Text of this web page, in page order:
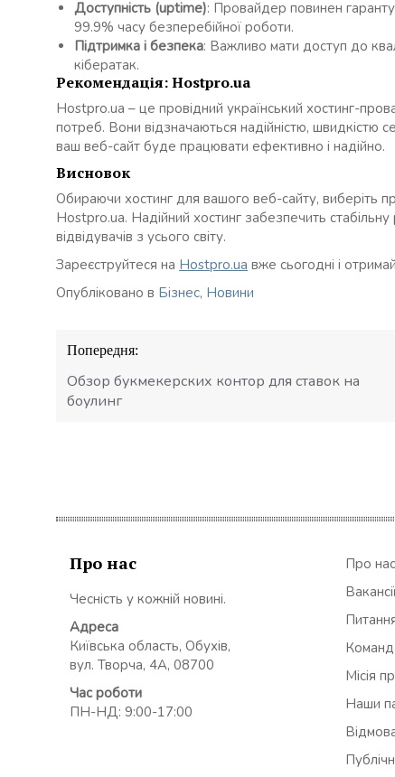
Доступність (uptime): Провайдер повинен
99.9% часу безперебійної роботи.
Підтримка і безпека: Важливо мати доступ до
кібератак.
Рекомендація: Hostpro.ua
Hostpro.ua – це провідний український хостинг-
потреб. Вони відзначаються надійністю, швидкістю
ваш веб-сайт буде працювати ефективно і надійно.
Висновок
Обираючи хостинг для вашого веб-сайту, виберіть
Hostpro.ua. Надійний хостинг забезпечить
відвідувачів з усього світу.
Зареєструйтеся на Hostpro.ua вже сьогодні і
Опубліковано в Бізнес, Новини
Навігація
записів
Попередня:
Обзор букмекерских контор для ставок на
боулинг
Про нас
Чесність у кожній новині.
Адреса
Київська область, Обухів,
вул. Творча, 4А, 08700
Час роботи
ПН-НД: 9:00-17:00
Про нас
Місія
Наши